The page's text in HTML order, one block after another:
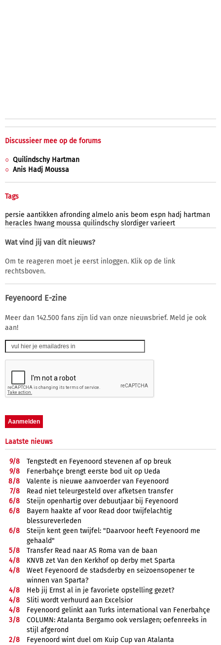
Discussieer mee op de forums
Quilindschy Hartman
Anis Hadj Moussa
Tags
persie aantikken afronding almelo anis beom espn hadj hartman
heracles hwang moussa quilindschy slordiger varieert
Wat vind jij van dit nieuws?
Om te reageren moet je eerst inloggen. Klik op de link
rechtsboven.
Feyenoord E-zine
Meer dan 142.500 fans zijn lid van onze nieuwsbrief. Meld je ook
aan!
Laatste nieuws
9/8
Tengstedt en Feyenoord stevenen af op breuk
9/8
Fenerbahçe brengt eerste bod uit op Ueda
8/8
Valente is nieuwe aanvoerder van Feyenoord
7/8
Read niet teleurgesteld over afketsen transfer
6/8
Steijn openhartig over debuutjaar bij Feyenoord
6/8
Bayern haakte af voor Read door twijfelachtig
blessureverleden
6/8
Steijn kent geen twijfel: "Daarvoor heeft Feyenoord me
gehaald"
5/8
Transfer Read naar AS Roma van de baan
4/8
KNVB zet Van den Kerkhof op derby met Sparta
4/8
Weet Feyenoord de stadsderby en seizoensopener te
winnen van Sparta?
4/8
Heb jij Ernst al in je favoriete opstelling gezet?
4/8
Sliti wordt verhuurd aan Excelsior
4/8
Feyenoord gelinkt aan Turks international van Fenerbahçe
3/8
COLUMN: Atalanta Bergamo ook verslagen; oefenreeks in
stijl afgerond
2/8
Feyenoord wint duel om Kuip Cup van Atalanta